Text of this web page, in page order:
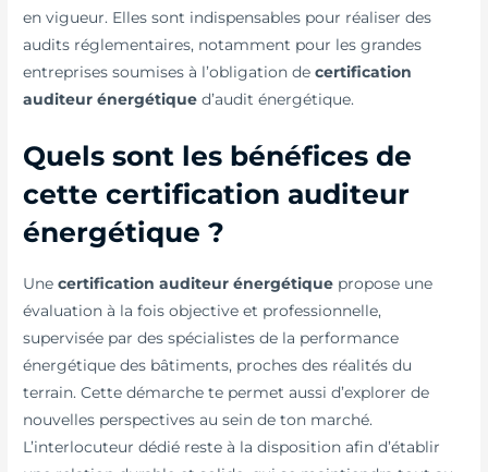
en vigueur. Elles sont indispensables pour réaliser des
audits réglementaires, notamment pour les grandes
entreprises soumises à l’obligation decertification
auditeur énergétique d’audit énergétique.
Quels sont les bénéfices de
cette certification auditeur
énergétique ?
Unecertification auditeur énergétique propose une
évaluation à la fois objective et professionnelle,
supervisée par des spécialistes de la performance
énergétique des bâtiments, proches des réalités du
terrain. Cette démarche te permet aussi d’explorer de
nouvelles perspectives au sein de ton marché.
L’interlocuteur dédié reste à la disposition afin d’établir